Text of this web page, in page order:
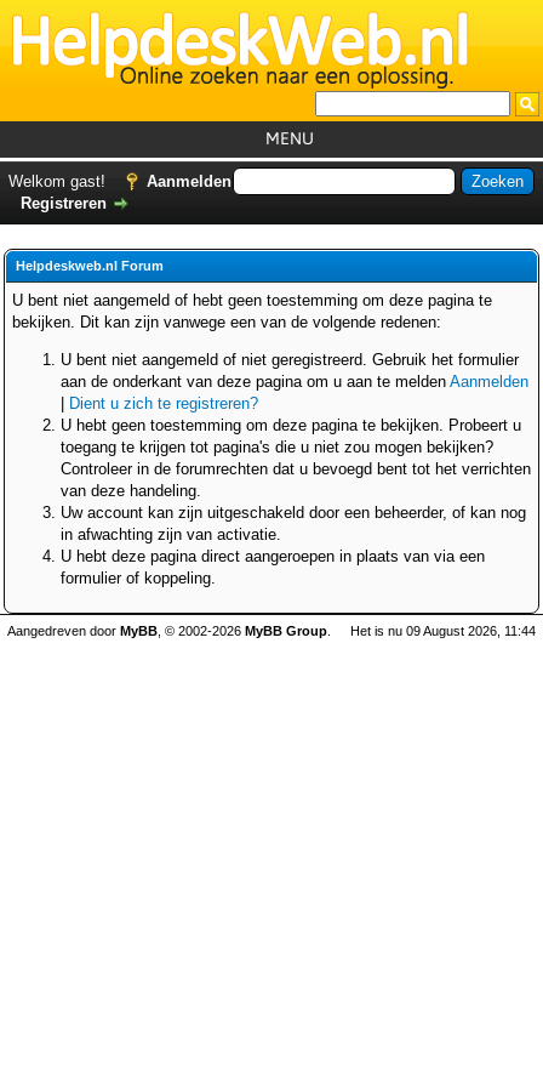
MENU
Helpdesks
Forum
Welkom gast!
Aanmelden
Registreren
Helpdeskweb.nl Forum
U bent niet aangemeld of hebt geen toestemming om deze pagina te
bekijken. Dit kan zijn vanwege een van de volgende redenen:
U bent niet aangemeld of niet geregistreerd. Gebruik het formulier
aan de onderkant van deze pagina om u aan te melden Aanmelden
Dient u zich te registreren?
U hebt geen toestemming om deze pagina te bekijken. Probeert u
toegang te krijgen tot pagina's die u niet zou mogen bekijken?
Controleer in de forumrechten dat u bevoegd bent tot het verrichten
van deze handeling.
Uw account kan zijn uitgeschakeld door een beheerder, of kan nog
in afwachting zijn van activatie.
U hebt deze pagina direct aangeroepen in plaats van via een
formulier of koppeling.
Het is nu 09 August 2026, 11:44
Aangedreven door MyBB , © 2002-2026 MyBB Group